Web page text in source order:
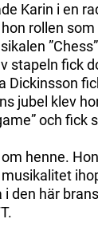
Karin i en
rollen
stapeln fick
Dickinsson
jubel klev
och fick
henne.
den här